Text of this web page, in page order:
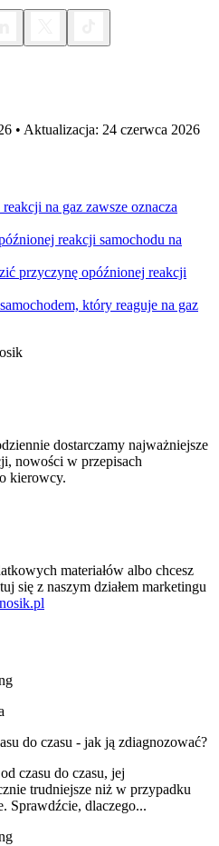
• Aktualizacja: 24 czerwca 2026
na gaz zawsze oznacza
reakcji samochodu na
przyczynę opóźnionej reakcji
który reaguje na gaz
dostarczamy najważniejsze
nowości w przepisach
kierowcy.
materiałów albo chcesz
się z naszym działem marketingu
do czasu - jak ją zdiagnozować?
czasu do czasu, jej
trudniejsze niż w przypadku
Sprawdźcie, dlaczego...